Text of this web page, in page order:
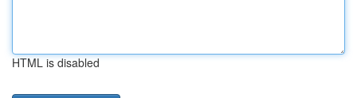
HTML is disabled